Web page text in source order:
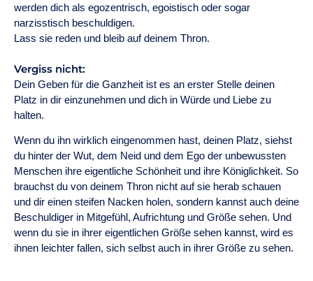
werden dich als egozentrisch, egoistisch oder sogar
narzisstisch beschuldigen.
Lass sie reden und bleib auf deinem Thron.
Vergiss nicht:
Dein Geben für die Ganzheit ist es an erster Stelle deinen
Platz in dir einzunehmen und dich in Würde und Liebe zu
halten.
Wenn du ihn wirklich eingenommen hast, deinen Platz, siehst
du hinter der Wut, dem Neid und dem Ego der unbewussten
Menschen ihre eigentliche Schönheit und ihre Königlichkeit. So
brauchst du von deinem Thron nicht auf sie herab schauen
und dir einen steifen Nacken holen, sondern kannst auch deine
Beschuldiger in Mitgefühl, Aufrichtung und Größe sehen. Und
wenn du sie in ihrer eigentlichen Größe sehen kannst, wird es
ihnen leichter fallen, sich selbst auch in ihrer Größe zu sehen.